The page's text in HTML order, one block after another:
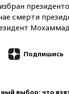
смерти
Подпишись
выбор: что